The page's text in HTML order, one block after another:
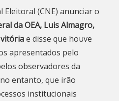
Eleitoral (CNE) anunciar o
da OEA, Luis Almagro,
e disse que houve
apresentados pelo
observadores da
entanto, que irão
institucionais